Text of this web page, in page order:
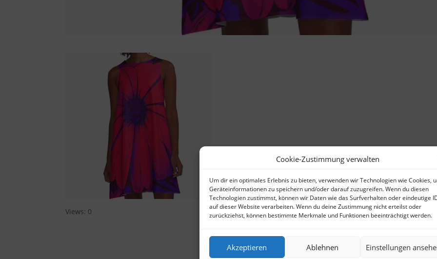
Cookie-Zustimmung verwalten
Um dir ein optimales Erlebnis zu bieten, verwenden wir Technologien wie Cookies,
Geräteinformationen zu speichern und/oder darauf zuzugreifen. Wenn du diesen
Technologien zustimmst, können wir Daten wie das Surfverhalten oder eindeutige
auf dieser Website verarbeiten. Wenn du deine Zustimmung nicht erteilst oder
zurückziehst, können bestimmte Merkmale und Funktionen beeinträchtigt werden.
Akzeptieren Ablehnen Einstellungen
Views: 0